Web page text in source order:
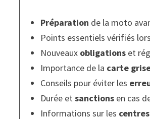
Préparation de la moto
Points essentiels vérifiés
Nouveaux obligations et
Importance de la carte
Conseils pour éviter les
Durée etsanctions en cas
Informations sur les